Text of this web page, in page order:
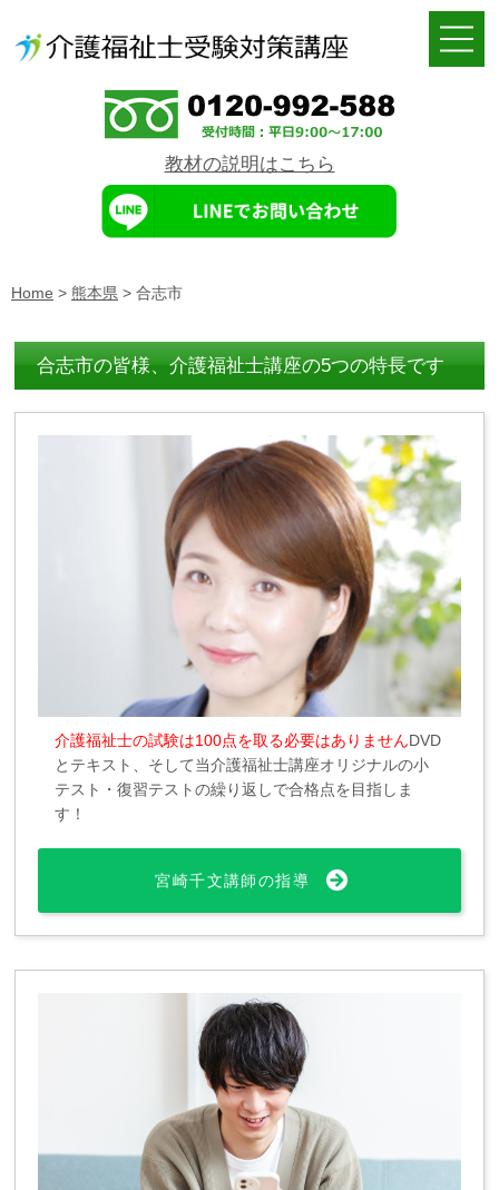
教材の説明はこちら
Home > 熊本県 > 合志市
合志市の皆様、介護福祉士講座の5つの特長です
介護福祉士の試験は100点を取る必要はありませんDVD
とテキスト、そして当介護福祉士講座オリジナルの小
テスト・復習テストの繰り返しで合格点を目指しま
す！
宮崎千文講師の指導